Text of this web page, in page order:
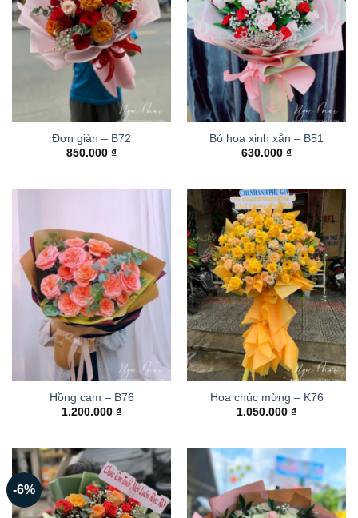
Đơn giản – B72
850.000 ₫
Bó hoa xinh xắn – B51
630.000 ₫
Hồng cam – B76
1.200.000 ₫
Hoa chúc mừng – K76
1.050.000 ₫
-6%